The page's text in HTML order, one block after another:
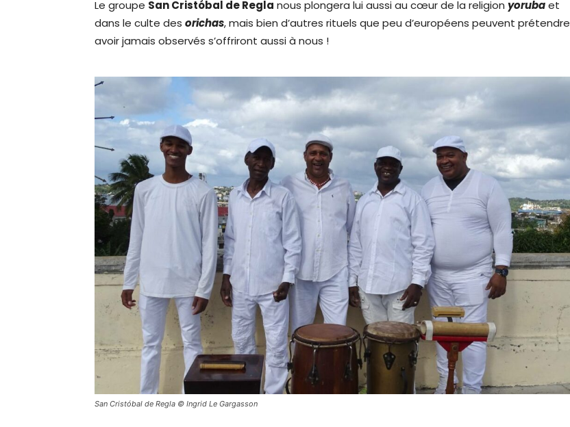
Le groupe San Cristóbal de Regla nous plongera lui aussi au cœur de la religion yorubaet
dans le culte des orichas, mais bien d’autres rituels que peu d’européens peuvent prétendre
avoir jamais observés s’offriront aussi à nous !
San Cristóbal de Regla © Ingrid Le Gargasson